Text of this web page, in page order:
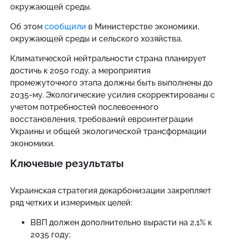
окружающей среды.
Об этом сообщили в Министерстве экономики,
окружающей среды и сельского хозяйства.
Климатической нейтральности страна планирует
достичь к 2050 году, а мероприятия
промежуточного этапа должны быть выполнены до
2035-му. Экологические усилия скорректированы с
учетом потребностей послевоенного
восстановления, требований евроинтеграции
Украины и общей экологической трансформации
экономики.
Ключевые результаты
Украинская стратегия декарбонизации закрепляет
ряд четких и измеримых целей:
ВВП должен дополнительно вырасти на 2,1% к
2035 году;